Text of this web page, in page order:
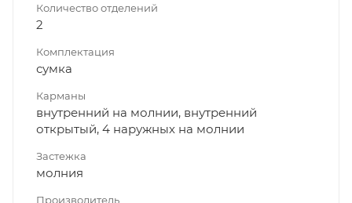
Количество отделений
2
Комплектация
сумка
Карманы
внутренний на молнии, внутренний
открытый, 4 наружных на молнии
Застежка
молния
Производитель